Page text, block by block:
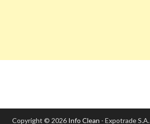
Copyright © 2026 Info Clean - Expotrade S.A.